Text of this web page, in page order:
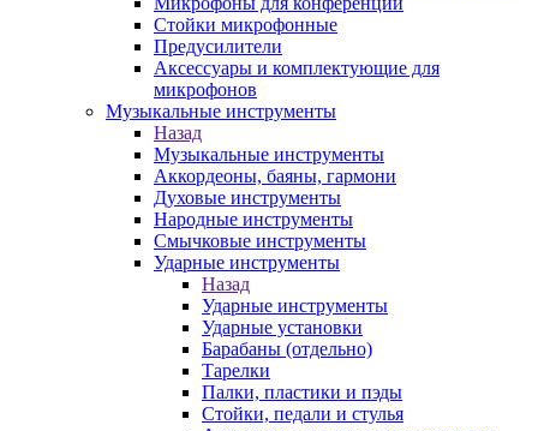
Стойки микрофонные
Предусилители
Аксессуары и комплектующие для
микрофонов
Музыкальные инструменты
Назад
Музыкальные инструменты
Аккордеоны, баяны, гармони
Духовые инструменты
Народные инструменты
Смычковые инструменты
Ударные инструменты
Назад
Ударные инструменты
Ударные установки
Барабаны (отдельно)
Тарелки
Палки, пластики и пэды
Стойки, педали и стулья